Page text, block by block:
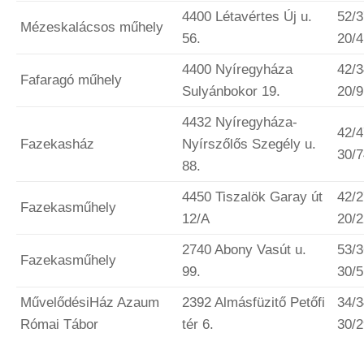
Mézeskalácsos műhely
4400 Létavértes Új u.
56.
52/
20/
Fafaragó műhely
4400 Nyíregyháza
Sulyánbokor 19.
42/
20/
Fazekasház
4432 Nyíregyháza-
Nyírszőlős Szegély u.
88.
42/
30/
Fazekasműhely
4450 Tiszalök Garay út
12/A
42/
20/
Fazekasműhely
2740 Abony Vasút u.
99.
53/
30/
MűvelődésiHáz Azaum
Római Tábor
2392 Almásfüzitő Petőfi
tér 6.
34/
30/